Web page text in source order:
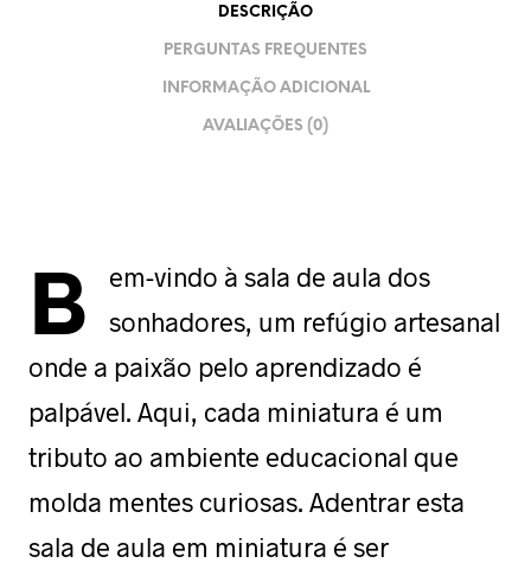
DESCRIÇÃO
PERGUNTAS FREQUENTES
INFORMAÇÃO ADICIONAL
AVALIAÇÕES (0)
B
em-vindo à sala de aula dos
sonhadores, um refúgio artesanal
onde a paixão pelo aprendizado é
palpável. Aqui, cada miniatura é um
tributo ao ambiente educacional que
molda mentes curiosas. Adentrar esta
sala de aula em miniatura é ser